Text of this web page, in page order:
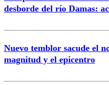
desborde del río Damas:
Nuevo temblor sacude el
magnitud y el epicentro